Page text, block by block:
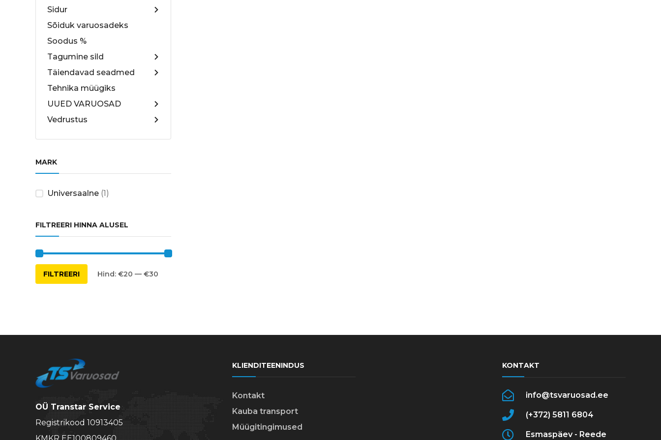
Sidur
Sõiduk varuosadeks
Soodus %
Tagumine sild
Täiendavad seadmed
Tehnika müügiks
UUED VARUOSAD
Vedrustus
MARK
Universaalne (1)
FILTREERI HINNA ALUSEL
Minimaalne
hind
Maksimaalne
hind
FILTREERI Hind: €20 — €30
OÜ Transtar Service
Registrikood 10913405
KLIENDITEENINDUS
Kontakt
Kauba transport
Müügitingimused
KONTAKT
info@tsvaruosad.ee
(+372) 5811 6804
Esmaspäev - Reede